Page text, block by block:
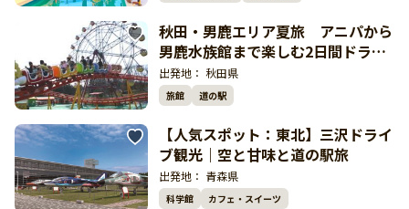
秋田・男鹿エリア夏旅 アニパから
男鹿水族館まで楽しむ2日間ドライ
ブ
出発地： 秋田県
旅館 道の駅
【人気スポット：東北】三沢ドライ
ブ観光｜空と甘味と道の駅旅
出発地： 青森県
科学館 カフェ・スイーツ